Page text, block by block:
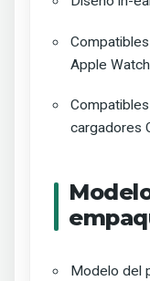
Apple
cargadores
Modelo del